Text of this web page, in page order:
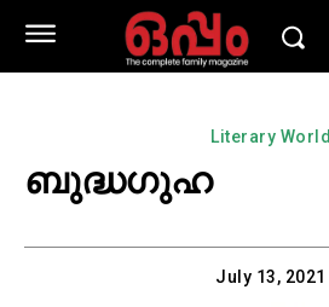
Literary World
ബുദ്ധഗുഹ
July 13, 2021